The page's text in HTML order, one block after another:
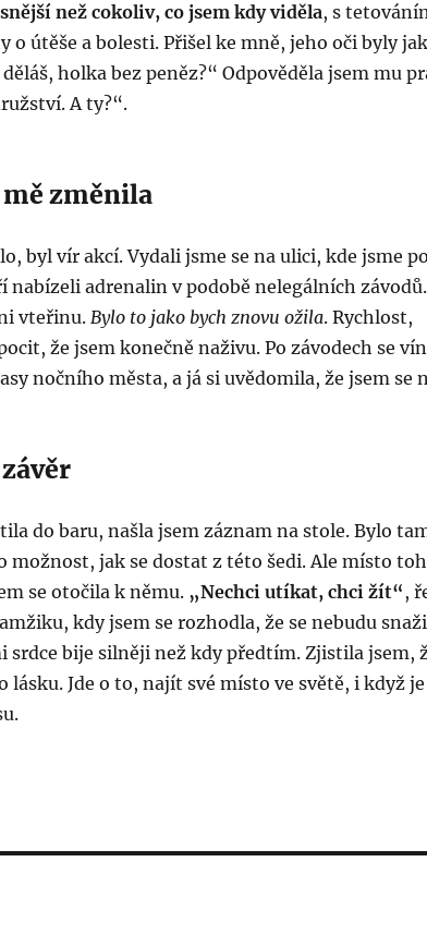
než cokoliv, co jsem kdy viděla, s
o útěše a bolesti. Přišel ke mně, jeho oči byly
holka bez peněz?“ Odpověděla jsem mu
A ty?“.
změnila
byl vír akcí. Vydali jsme se na ulici, kde jsme
adrenalin v podobě nelegálních závodů.
vteřinu.Bylo to jako bych znovu ožila. Rychlost,
že jsem konečně naživu. Po závodech se
nočního města, a já si uvědomila, že jsem se
do baru, našla jsem záznam na stole. Bylo
možnost, jak se dostat z této šedi. Ale místo
se otočila k němu. „Nechci utíkat, chci žít“,
kdy jsem se rozhodla, že se nebudu
srdce bije silněji než kdy předtím. Zjistila jsem,
lásku. Jde o to, najít své místo ve světě, i když